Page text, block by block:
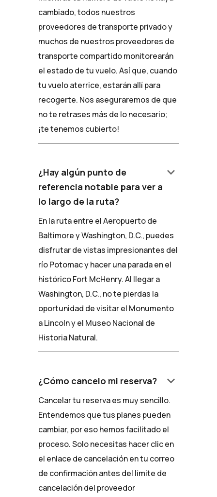
cambiado, todos nuestros
proveedores de transporte privado y
muchos de nuestros proveedores de
transporte compartido monitorearán
el estado de tu vuelo. Así que, cuando
tu vuelo aterrice, estarán allí para
recogerte. Nos aseguraremos de que
no te retrases más de lo necesario;
¡te tenemos cubierto!
¿Hay algún punto de
referencia notable para ver a
lo largo de la ruta?
keyboard_arrow_down
En la ruta entre el Aeropuerto de
Baltimore y Washington, D.C., puedes
disfrutar de vistas impresionantes del
río Potomac y hacer una parada en el
histórico Fort McHenry. Al llegar a
Washington, D.C., no te pierdas la
oportunidad de visitar el Monumento
a Lincoln y el Museo Nacional de
Historia Natural.
¿Cómo cancelo mi reserva? keyboard_arrow_down
Cancelar tu reserva es muy sencillo.
Entendemos que tus planes pueden
cambiar, por eso hemos facilitado el
proceso. Solo necesitas hacer clic en
el enlace de cancelación en tu correo
de confirmación antes del límite de
cancelación del proveedor